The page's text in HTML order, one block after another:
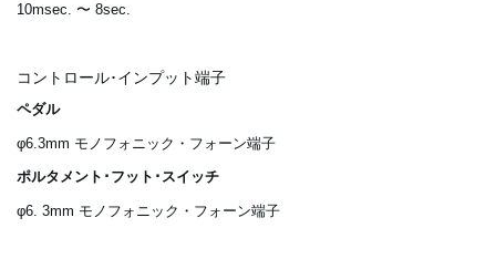
10msec. 〜 8sec.
コントロール･インプット端子
ペダル
φ6.3mm モノフォニック・フォーン端子
ポルタメント･フット･スイッチ
φ6. 3mm モノフォニック・フォーン端子